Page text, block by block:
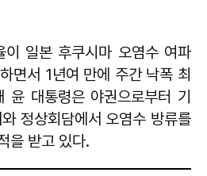
이 일본 후쿠시마 오염수 여파
면서 1년여 만에 주간 낙폭 최
윤 대통령은 야권으로부터 기
정상회담에서 오염수 방류를
을 받고 있다.